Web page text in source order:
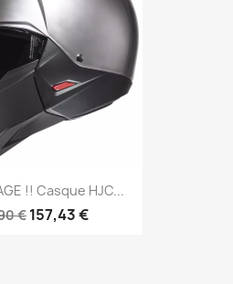
!! Casque HJC...
€ 157,43 €